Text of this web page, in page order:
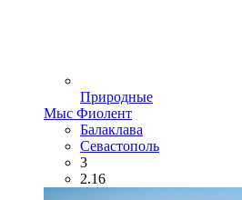
Природные
Мыс Фиолент
Балаклава
Севастополь
3
2.16